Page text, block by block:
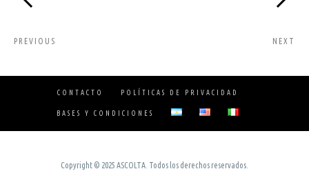
PREVIOUS NEXT
CONTACTO POLÍTICAS DE PRIVACIDAD
BASES Y CONDICIONES
Copyright © 2025 ASCOLTA. Todos los derechos reservados.